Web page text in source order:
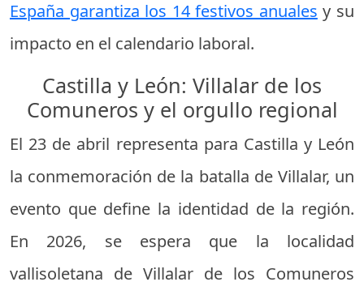
España garantiza los 14 festivos anuales y su
impacto en el calendario laboral.
Castilla y León: Villalar de los
Comuneros y el orgullo regional
El 23 de abril representa para Castilla y León
la conmemoración de la batalla de Villalar, un
evento que define la identidad de la región.
En 2026, se espera que la localidad
vallisoletana de Villalar de los Comuneros